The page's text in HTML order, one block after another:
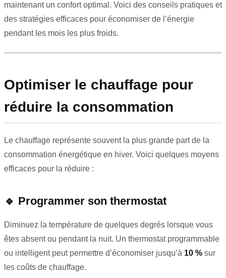
maintenant un confort optimal. Voici des conseils pratiques et
des stratégies efficaces pour économiser de l’énergie
pendant les mois les plus froids.
Optimiser le chauffage pour
réduire la consommation
Le chauffage représente souvent la plus grande part de la
consommation énergétique en hiver. Voici quelques moyens
efficaces pour la réduire :
🔹 Programmer son thermostat
Diminuez la température de quelques degrés lorsque vous
êtes absent ou pendant la nuit. Un thermostat programmable
ou intelligent peut permettre d’économiser jusqu’à 10 % sur
les coûts de chauffage.